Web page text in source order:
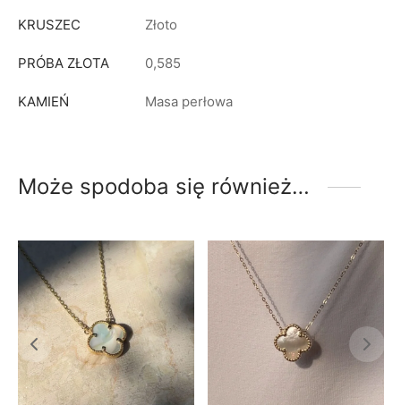
KRUSZEC Złoto
PRÓBA ZŁOTA 0,585
KAMIEŃ Masa perłowa
Może spodoba się również…